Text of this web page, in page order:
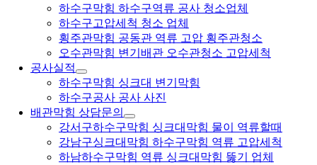
하수구막힘 하수구역류 공사 청소업체
하수구고압세척 청소 업체
횡주관막힘 공동관 역류 고압 횡주관청소
오수관막힘 변기배관 오수관청소 고압세척
공사실적
하수구막힘 싱크대 변기막힘
하수구공사 공사 사진
배관막힘 상담문의
강서구하수구막힘 싱크대막힘 물이 역류할때
강남구싱크대막힘 하수구막힘 역류 고압세척
하남하수구막힘 역류 싱크대막힘 뚫기 업체